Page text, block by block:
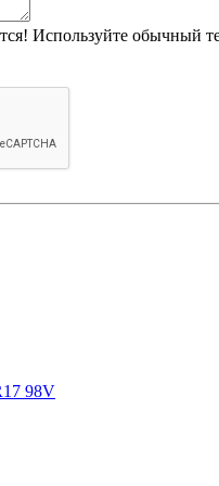
Используйте обычный
98V